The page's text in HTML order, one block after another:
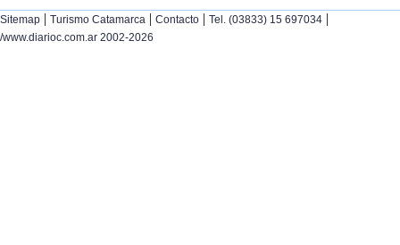
Sitemap | Turismo Catamarca | Contacto | Tel. (03833) 15 697034 |
/www.diarioc.com.ar 2002-2026